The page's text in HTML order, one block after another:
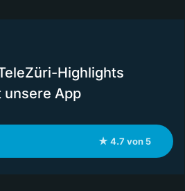
Highlights
App
★ 4.7 von 5